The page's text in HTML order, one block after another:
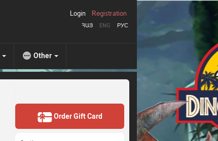
ՀԱՅ ENG РУС
Login Registration
Other
Order Gift Card